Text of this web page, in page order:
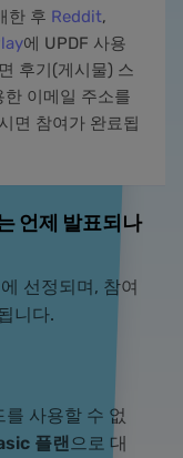
한 후 Reddit,
에 UPDF 사용
후기(게시물) 스
이메일 주소를
면 참여가 완료됩
언제 발표되나
선정되며, 참여
니다.
사용할 수 없
플랜으로 대